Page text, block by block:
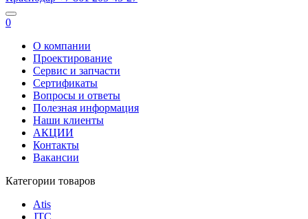
0
О компании
Проектирование
Сервис и запчасти
Сертификаты
Вопросы и ответы
Полезная информация
Наши клиенты
АКЦИИ
Контакты
Вакансии
Категории товаров
Atis
JTC